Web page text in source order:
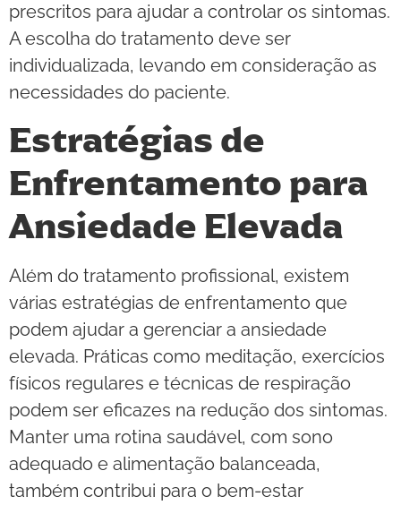
prescritos para ajudar a controlar os sintomas.
A escolha do tratamento deve ser
individualizada, levando em consideração as
necessidades do paciente.
Estratégias de
Enfrentamento para
Ansiedade Elevada
Além do tratamento profissional, existem
várias estratégias de enfrentamento que
podem ajudar a gerenciar a ansiedade
elevada. Práticas como meditação, exercícios
físicos regulares e técnicas de respiração
podem ser eficazes na redução dos sintomas.
Manter uma rotina saudável, com sono
adequado e alimentação balanceada,
também contribui para o bem-estar